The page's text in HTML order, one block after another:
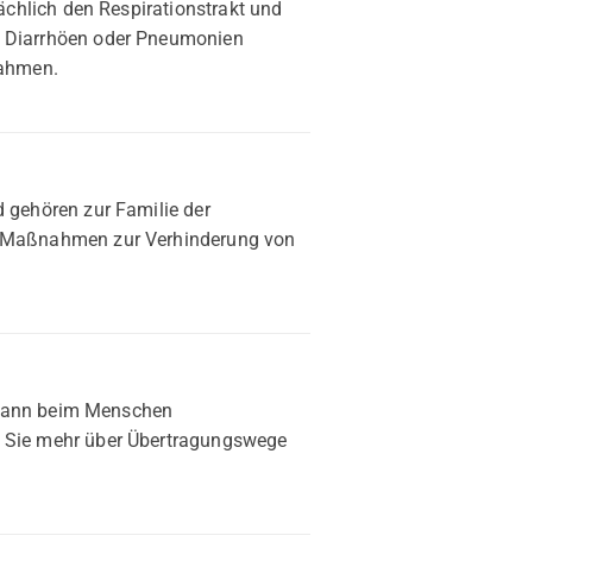
den Respirationstrakt und
oder Pneumonien
zur Familie der
zur Verhinderung von
beim Menschen
mehr über Übertragungswege